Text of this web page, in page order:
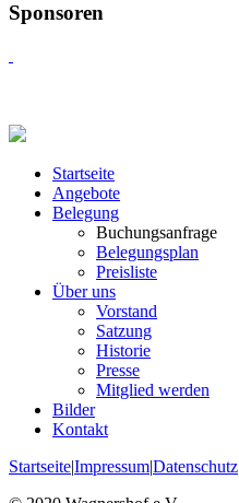
Sponsoren
Startseite
Angebote
Belegung
Buchungsanfrage
Belegungsplan
Preisliste
Über uns
Vorstand
Satzung
Historie
Presse
Mitglied werden
Bilder
Kontakt
Startseite|Impressum|Datenschutz